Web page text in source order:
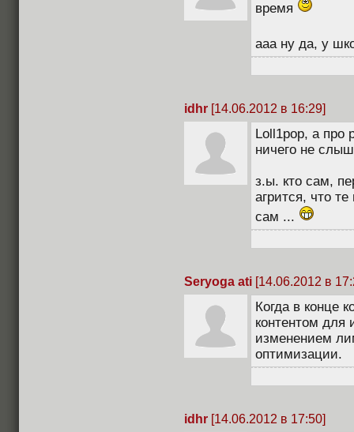
время
ааа ну да, у
idhr [14.06.2012 в 16:29]
Loll1pop, а про
ничего не
з.ы. кто сам,
агрится, что
сам ...
Seryoga ati [14.06.2012 в
Когда в конце
контентом для
изменением
оптимизации.
idhr [14.06.2012 в 17:50]